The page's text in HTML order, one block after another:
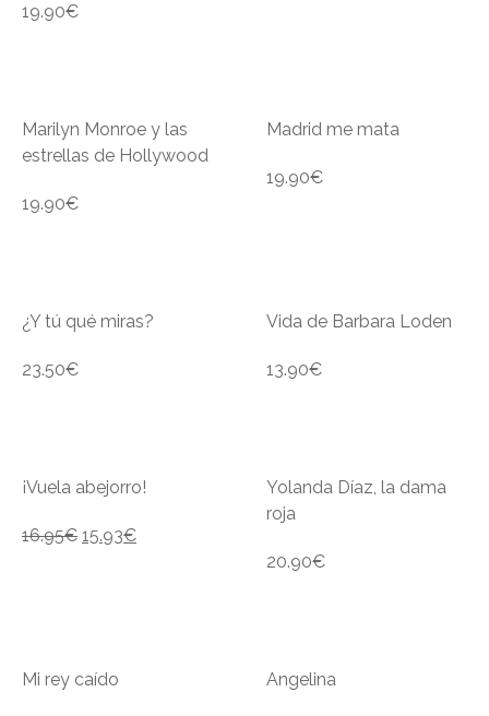
19.90€
Marilyn Monroe y las
estrellas de Hollywood
19.90€
Madrid me mata
19.90€
¿Y tú qué miras?
23.50€
Vida de Barbara Loden
13.90€
¡Vuela abejorro!
16.95€ 15.93€
Yolanda Díaz, la dama
roja
20.90€
Mi rey caído Angelina